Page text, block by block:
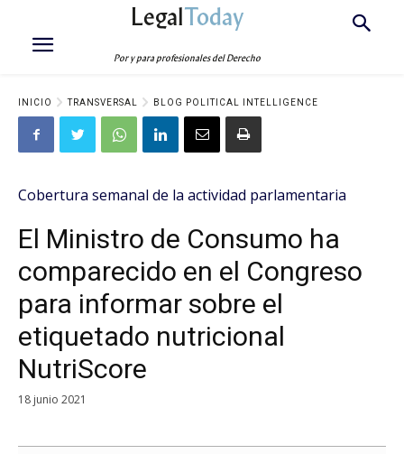
LegalToday
Por y para profesionales del Derecho
INICIO TRANSVERSAL BLOG POLITICAL INTELLIGENCE
Cobertura semanal de la actividad parlamentaria
El Ministro de Consumo ha
comparecido en el Congreso
para informar sobre el
etiquetado nutricional
NutriScore
18 junio 2021